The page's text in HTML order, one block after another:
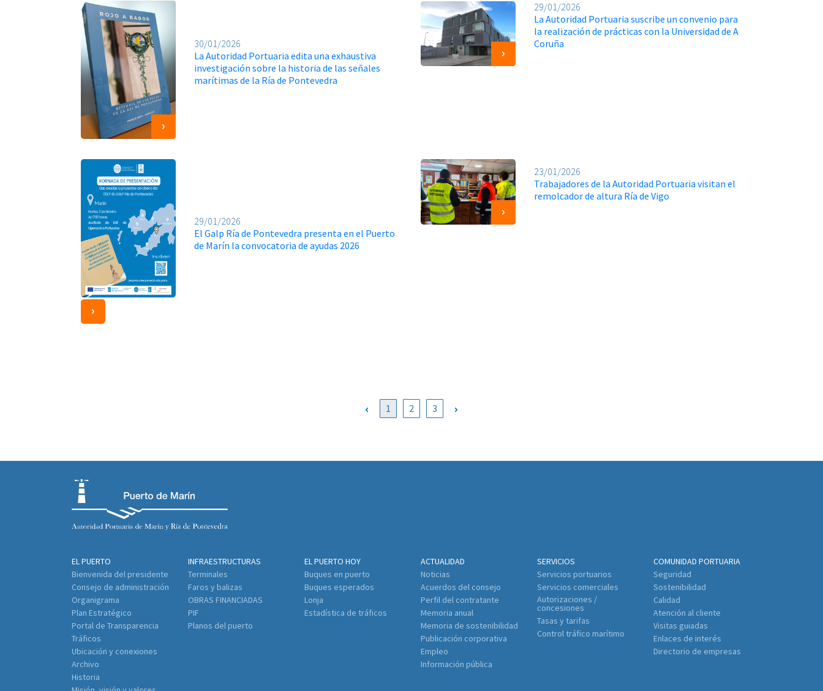
30/01/2026
La Autoridad Portuaria edita una exhaustiva
investigación sobre la historia de las señales
marítimas de la Ría de Pontevedra
29/01/2026
La Autoridad Portuaria suscribe un convenio para
la realización de prácticas con la Universidad de A
Coruña
29/01/2026
El Galp Ría de Pontevedra presenta en el Puerto
de Marín la convocatoria de ayudas 2026
23/01/2026
Trabajadores de la Autoridad Portuaria visitan el
remolcador de altura Ría de Vigo
1 2 3
EL PUERTO
Bienvenida del presidente
Consejo de administración
Organigrama
Plan Estratégico
Portal de Transparencia
Tráficos
Ubicación y conexiones
Archivo
Historia
INFRAESTRUCTURAS
Terminales
Faros y balizas
OBRAS FINANCIADAS
PIF
Planos del puerto
EL PUERTO HOY
Buques en puerto
Buques esperados
Lonja
Estadística de tráficos
ACTUALIDAD
Noticias
Acuerdos del consejo
Perfil del contratante
Memoria anual
Memoria de sostenibilidad
Publicación corporativa
Empleo
Información pública
SERVICIOS
Servicios portuarios
Servicios comerciales
Autorizaciones /
concesiones
Tasas y tarifas
Control tráfico marítimo
COMUNIDAD PORTUARIA
Seguridad
Sostenibilidad
Calidad
Atención al cliente
Visitas guiadas
Enlaces de interés
Directorio de empresas